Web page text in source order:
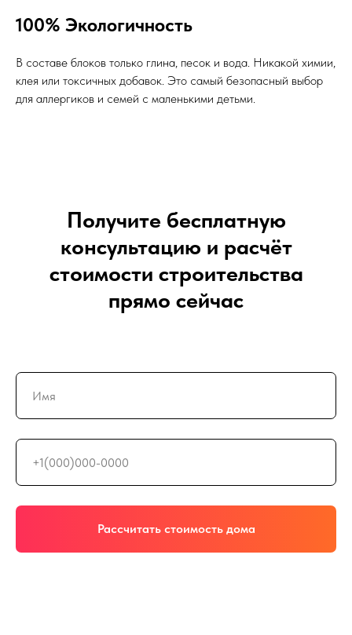
100% Экологичность
В составе блоков только глина, песок и вода. Никакой химии,
клея или токсичных добавок. Это самый безопасный выбор
для аллергиков и семей с маленькими детьми.
Получите бесплатную
консультацию и расчёт
стоимости строительства
прямо сейчас
Рассчитать стоимость дома